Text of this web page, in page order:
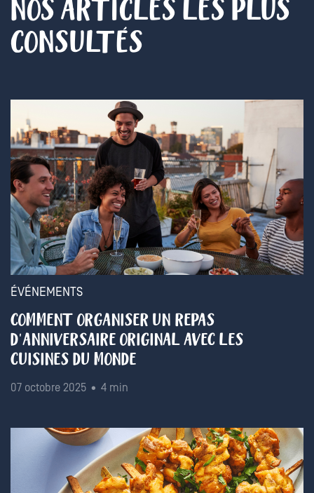
NOS ARTICLES LES PLUS
CONSULTÉS
ÉVÉNEMENTS
COMMENT ORGANISER UN REPAS
D'ANNIVERSAIRE ORIGINAL AVEC LES
CUISINES DU MONDE
07 octobre 2025 • 4 min